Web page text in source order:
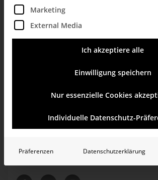
no means automatically.
Marketing
External Media
Ich akzeptiere alle
Einwilligung speichern
Nur essenzielle Cookies
Individuelle Datenschutz-
Präferenzen Datenschutzerklärung